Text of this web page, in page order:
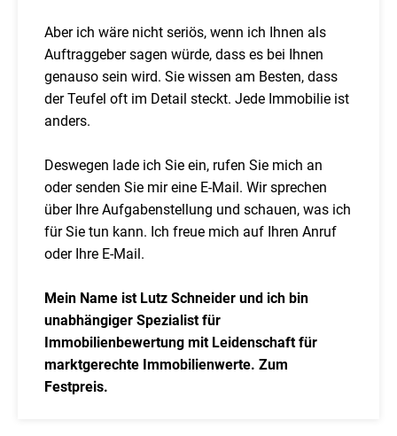
Aber ich wäre nicht seriös, wenn ich Ihnen als
Auftraggeber sagen würde, dass es bei Ihnen
genauso sein wird. Sie wissen am Besten, dass
der Teufel oft im Detail steckt. Jede Immobilie ist
anders.
Deswegen lade ich Sie ein, rufen Sie mich an
oder senden Sie mir eine E-Mail. Wir sprechen
über Ihre Aufgabenstellung und schauen, was ich
für Sie tun kann. Ich freue mich auf Ihren Anruf
oder Ihre E-Mail.
Mein Name ist Lutz Schneider und ich bin
unabhängiger Spezialist für
Immobilienbewertung mit Leidenschaft für
marktgerechte Immobilienwerte. Zum
Festpreis.